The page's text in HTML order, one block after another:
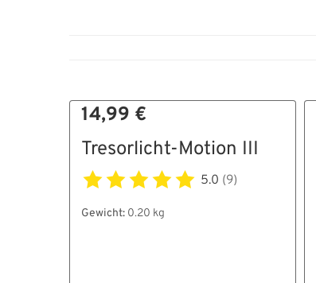
14,99 €
Tresorlicht-Motion III
5.0 (9)
Gewicht: 0.20 kg